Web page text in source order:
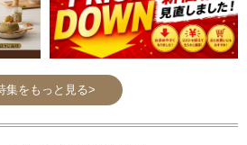
集をもっと見る>